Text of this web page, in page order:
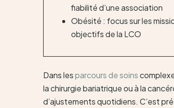
fiabilité d’une association
Obésité : focus sur les
objectifs de la LCO
Dans lesparcours de soins
la chirurgie bariatrique ou à la
d’ajustements quotidiens. C’est